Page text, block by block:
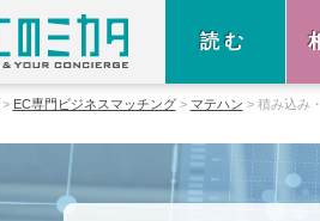
読む
EC専門ビジネスマッチング マテハン 積み込み